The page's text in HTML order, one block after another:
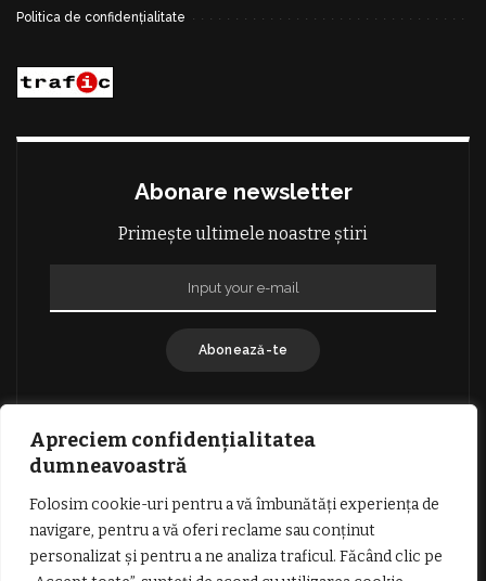
Apreciem confidențialitatea
dumneavoastră
Folosim cookie-uri pentru a vă îmbunătăți experiența de
navigare, pentru a vă oferi reclame sau conținut
personalizat și pentru a ne analiza traficul. Făcând clic pe
Politica de confidențialitate
Abonare newsletter
Primește ultimele noastre știri
Abonează-te
TERMENI SI CONDITII DE UTILIZARE
INFORMATII DESPRE COOKIES
DESPRE NOI